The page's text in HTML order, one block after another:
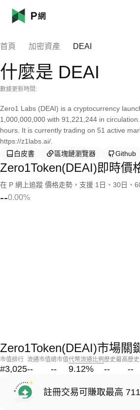
首頁 加密資產 DEAI
什麼是 DEAI
數據更新時間:
Zero1 Labs (DEAI) is a cryptocurrency
1,000,000,000 with 91,221,244 in
hours. It is currently trading on 51 active
https://z1labs.ai/.
白皮書
區塊鏈瀏覽器 Github
Zero1Token(DEAI)即時價
在 P 網上追蹤 價格走勢，支援 1日、30日、
--0.00%
Zero1Token(DEAI)市場關
市值排行
#3,025
流通市值
--
總市值
--
代幣流通比例
9.12%
歷史最高
--
歷
--
註冊交易可賺取最高